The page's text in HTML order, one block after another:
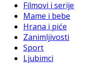
Filmovi i serije
Mame i bebe
Hrana i piće
Zanimljivosti
Sport
Ljubimci